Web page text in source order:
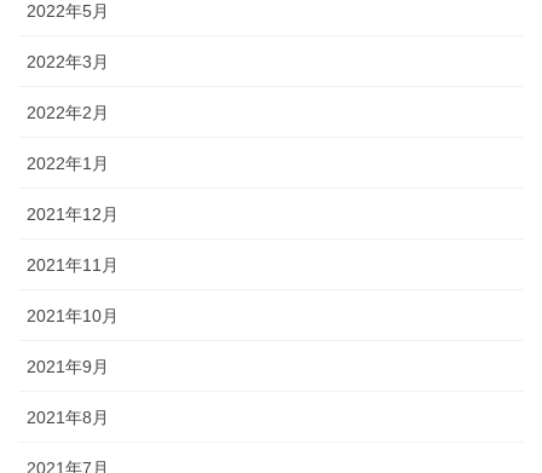
2022年5月
2022年3月
2022年2月
2022年1月
2021年12月
2021年11月
2021年10月
2021年9月
2021年8月
2021年7月